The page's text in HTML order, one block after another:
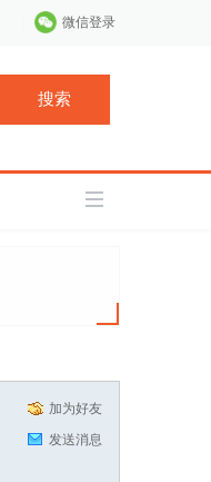
微信登录
搜索
加为好友
发送消息